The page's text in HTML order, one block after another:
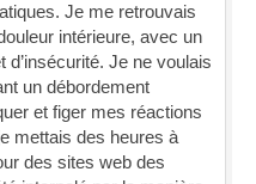
Je me retrouvais
intérieure, avec un
d’insécurité. Je ne voulais
un débordement
et figer mes réactions
mettais des heures à
des sites web des